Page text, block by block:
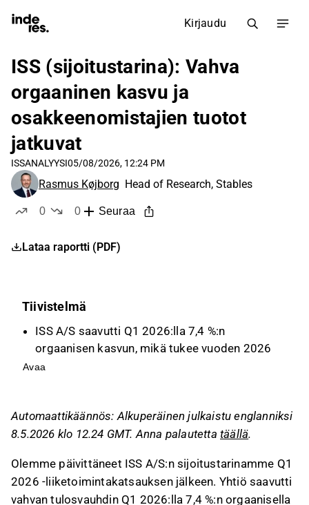
Kirjaudu
ISS (sijoitustarina): Vahva
orgaaninen kasvu ja
osakkeenomistajien tuotot
jatkuvat
ISSANALYYSI05/08/2026, 12:24 PM
Rasmus Køjborg Head of Research, Stables
0
0
Seuraa
Lataa raportti (PDF)
Tiivistelmä
ISS A/S saavutti Q1 2026:lla 7,4 %:n
orgaanisen kasvun, mikä tukee vuoden 2026
ohjeistusta yli 5 %:n orgaanisesta kasvusta ja
takaisinosto-ohjelmaa helmikuuhun 2027 asti,
ja lisäosinkoja odotetaan, kun
tuloksista.
ISS:n osake on noussut noin 65 % vuonna 2025
Avaa
Automaattikäännös: Alkuperäinen julkaistu englanniksi
8.5.2026 klo 12.24 GMT. Anna palautetta täällä.
Olemme päivittäneet ISS A/S:n sijoitustarinamme Q1
2026 -liiketoimintakatsauksen jälkeen. Yhtiö saavutti
vahvan tulosvauhdin Q1 2026:lla 7,4 %:n orgaanisella